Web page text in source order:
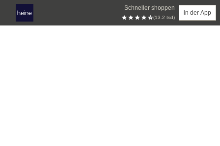
Schneller shoppen
(13.2 tsd)
in der App